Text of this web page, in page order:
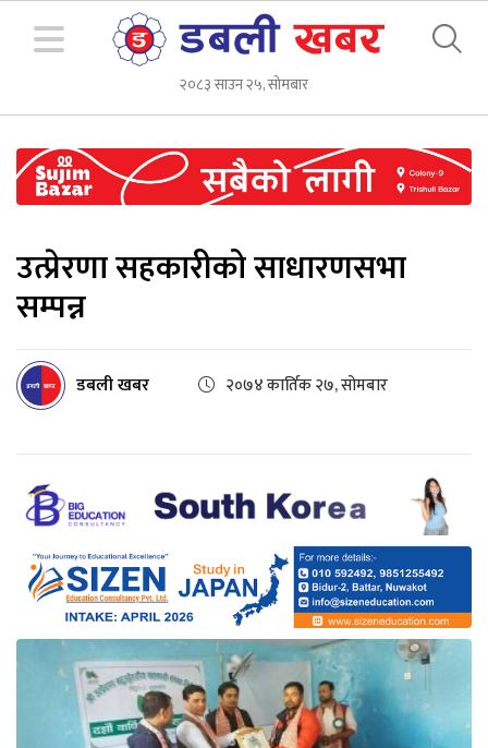
२०८३ साउन २५, सोमबार
उत्प्रेरणा सहकारीको साधारणसभा
सम्पन्न
डबली खबर २०७४ कार्तिक २७, सोमबार